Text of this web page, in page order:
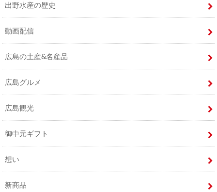
出野水産の歴史
動画配信
広島の土産&名産品
広島グルメ
広島観光
御中元ギフト
想い
新商品